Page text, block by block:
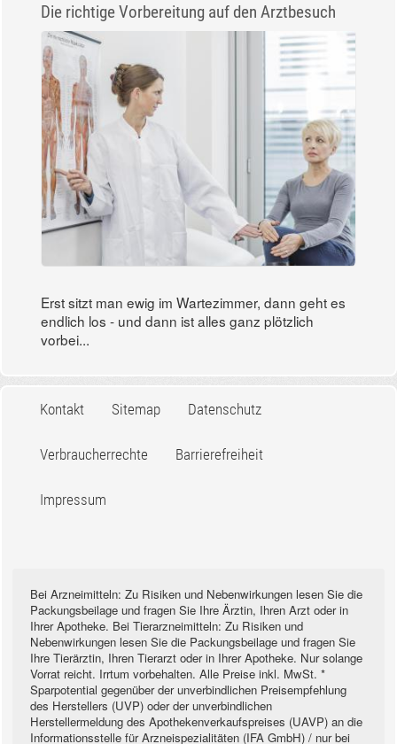
Die richtige Vorbereitung auf den Arztbesuch
Erst sitzt man ewig im Wartezimmer, dann geht es
endlich los - und dann ist alles ganz plötzlich
vorbei...
Kontakt Sitemap Datenschutz
Verbraucherrechte Barrierefreiheit
Impressum
Bei Arzneimitteln: Zu Risiken und Nebenwirkungen lesen Sie die
Packungsbeilage und fragen Sie Ihre Ärztin, Ihren Arzt oder in
Ihrer Apotheke. Bei Tierarzneimitteln: Zu Risiken und
Nebenwirkungen lesen Sie die Packungsbeilage und fragen Sie
Ihre Tierärztin, Ihren Tierarzt oder in Ihrer Apotheke. Nur solange
Vorrat reicht. Irrtum vorbehalten. Alle Preise inkl. MwSt. *
Sparpotential gegenüber der unverbindlichen Preisempfehlung
des Herstellers (UVP) oder der unverbindlichen
Herstellermeldung des Apothekenverkaufspreises (UAVP) an die
Informationsstelle für Arzneispezialitäten (IFA GmbH) / nur bei